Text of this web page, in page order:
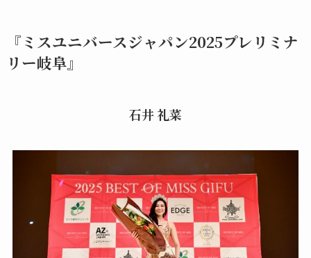
『ミスユニバースジャパン2025プレリミナ
リー岐阜』
石井 礼菜